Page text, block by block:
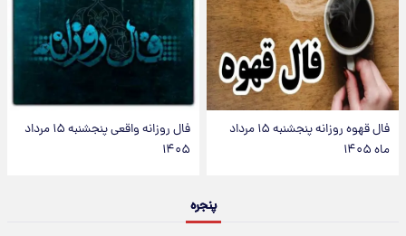
فال قهوه روزانه پنجشنبه ۱۵ مرداد
ماه ۱۴۰۵
فال روزانه واقعی پنجشنبه ۱۵ مرداد
۱۴۰۵
پنجره